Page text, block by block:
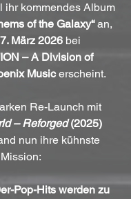
kommendes Album
of the Galaxy“ an,
März 2026 bei
– A Division of
Music erscheint.
Re-Launch mit
– Reforged (2025)
nun ihre kühnste
Mission:
Pop-Hits werden zu